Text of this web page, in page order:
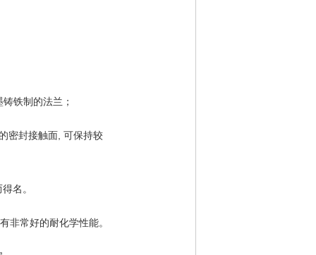
铁制的法兰；
密封接触面, 可保持较
名。
非常好的耐化学性能。